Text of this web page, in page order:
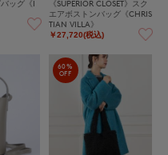
ッグ《I
《SUPERIOR CLOSET》スク
エアボストンバッグ《CHRIS
TIAN VILLA》
￥27,720(税込)
60%
OFF